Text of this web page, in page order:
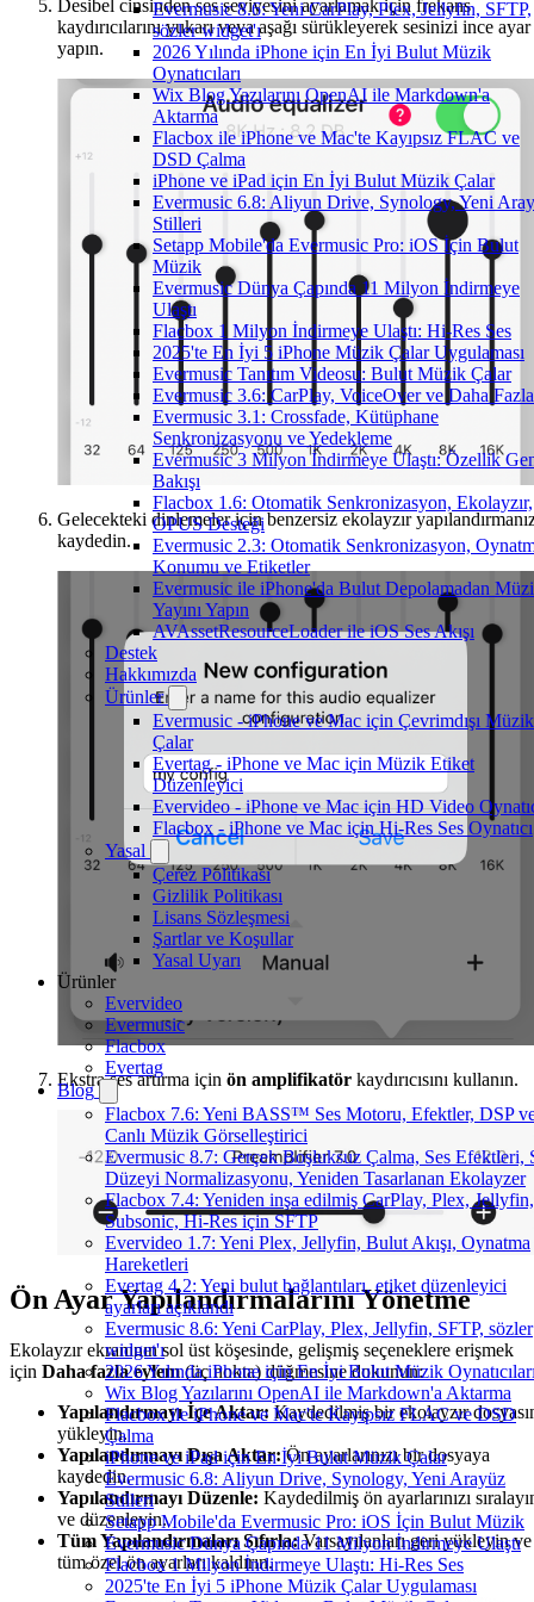
Evermusic 8.6: Yeni CarPlay, Plex, Jellyfin, SFTP,
sözler widget'ı
2026 Yılında iPhone için En İyi Bulut Müzik
Oynatıcıları
Wix Blog Yazılarını OpenAI ile Markdown'a
Aktarma
Flacbox ile iPhone ve Mac'te Kayıpsız FLAC ve
DSD Çalma
iPhone ve iPad için En İyi Bulut Müzik Çalar
Evermusic 6.8: Aliyun Drive, Synology, Yeni
Stilleri
Setapp Mobile'da Evermusic Pro: iOS İçin Bulut
Müzik
Evermusic Dünya Çapında 11 Milyon İndirmeye
Ulaştı
Flacbox 1 Milyon İndirmeye Ulaştı: Hi-Res Ses
2025'te En İyi 5 iPhone Müzik Çalar Uygulaması
Evermusic Tanıtım Videosu: Bulut Müzik Çalar
Evermusic 3.6: CarPlay, VoiceOver ve Daha
Evermusic 3.1: Crossfade, Kütüphane
Senkronizasyonu ve Yedekleme
Evermusic 3 Milyon İndirmeye Ulaştı: Özellik
Bakışı
Flacbox 1.6: Otomatik Senkronizasyon, Ekolayzır,
OPUS Desteği
Evermusic 2.3: Otomatik Senkronizasyon,
Konumu ve Etiketler
Evermusic ile iPhone'da Bulut Depolamadan
Yayını Yapın
AVAssetResourceLoader ile iOS Ses Akışı
Destek
Hakkımızda
Ürünler
Evermusic - iPhone ve Mac için Çevrimdışı Müzik
Çalar
Evertag - iPhone ve Mac için Müzik Etiket
Düzenleyici
Evervideo - iPhone ve Mac için HD Video
Flacbox - iPhone ve Mac için Hi-Res Ses Oynatıcı
Yasal
Çerez Politikası
Gizlilik Politikası
Lisans Sözleşmesi
Şartlar ve Koşullar
Yasal Uyarı
Ürünler
Evervideo
Evermusic
Flacbox
Evertag
Blog
Flacbox 7.6: Yeni BASS™ Ses Motoru, Efektler, DSP
Canlı Müzik Görselleştirici
Evermusic 8.7: Gerçek Boşluksuz Çalma, Ses Efektleri,
Düzeyi Normalizasyonu, Yeniden Tasarlanan Ekolayzer
Flacbox 7.4: Yeniden inşa edilmiş CarPlay, Plex, Jellyfin,
Subsonic, Hi-Res için SFTP
Evervideo 1.7: Yeni Plex, Jellyfin, Bulut Akışı, Oynatma
Hareketleri
Evertag 4.2: Yeni bulut bağlantıları, etiket düzenleyici
ayarları açıklandı
Evermusic 8.6: Yeni CarPlay, Plex, Jellyfin, SFTP, sözler
widget'ı
2026 Yılında iPhone için En İyi Bulut Müzik
Wix Blog Yazılarını OpenAI ile Markdown'a Aktarma
Flacbox ile iPhone ve Mac'te Kayıpsız FLAC ve DSD
Çalma
iPhone ve iPad için En İyi Bulut Müzik Çalar
Evermusic 6.8: Aliyun Drive, Synology, Yeni Arayüz
Stilleri
Setapp Mobile'da Evermusic Pro: iOS İçin Bulut Müzik
Evermusic Dünya Çapında 11 Milyon İndirmeye Ulaştı
Flacbox 1 Milyon İndirmeye Ulaştı: Hi-Res Ses
2025'te En İyi 5 iPhone Müzik Çalar Uygulaması
Desibel cinsinden ses seviyesini ayarlamak için frekans
kaydırıcılarını yukarı veya aşağı sürükleyerek sesinizi ince ayar
yapın.
Gelecekteki dinlemeler için benzersiz ekolayzır
kaydedin.
Ekstra ses artırma için ön amplifikatör kaydırıcısını kullanın.
Ön Ayar Yapılandırmalarını Yönetme
Ekolayzır ekranının sol üst köşesinde, gelişmiş seçeneklere erişmek
için Daha fazla eylem(üç nokta) düğmesine dokunun:
Yapılandırmayı İçe Aktar: Kaydedilmiş bir ekolayzır
yükleyin.
Yapılandırmayı Dışa Aktar:Ön ayarlarınızı bir dosyaya
kaydedin.
Yapılandırmayı Düzenle: Kaydedilmiş ön ayarlarınızı
ve düzenleyin.
Tüm Yapılandırmaları Sıfırla:Varsayılanları geri yükleyin ve
tüm özel ön ayarları kaldırın.